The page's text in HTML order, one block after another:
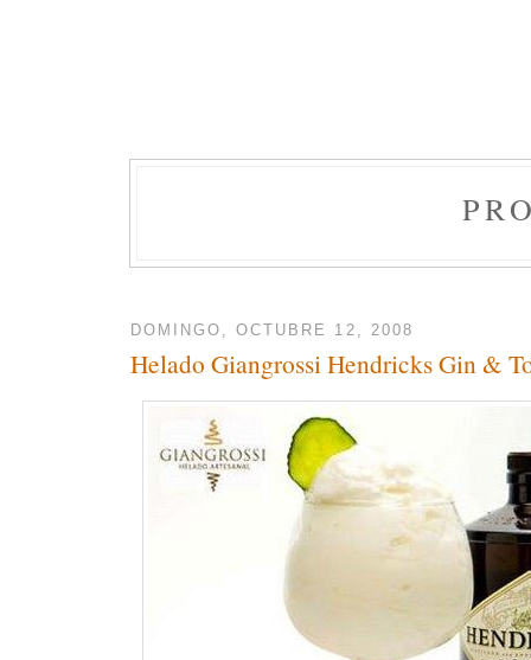
DOMINGO, OCTUBRE 12, 2008
Helado Giangrossi Hendricks Gin &